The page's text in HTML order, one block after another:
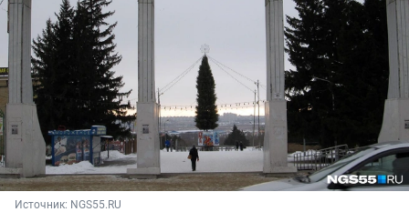
Источник: NGS55.RU